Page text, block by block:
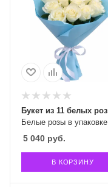
Белые розы в упаковке
Букет из 11 белых роз
5 040 руб.
В КОРЗИНУ